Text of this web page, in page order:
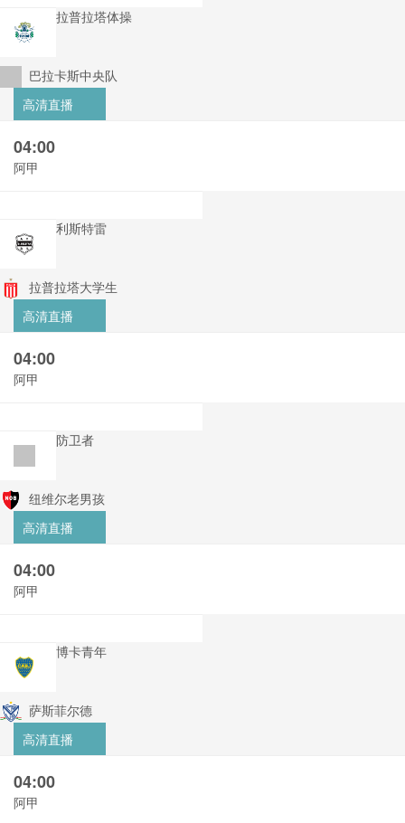
拉普拉塔体操
巴拉卡斯中央队
高清直播
04:00
阿甲
利斯特雷
拉普拉塔大学生
高清直播
04:00
阿甲
防卫者
纽维尔老男孩
高清直播
04:00
阿甲
博卡青年
萨斯菲尔德
高清直播
04:00
阿甲